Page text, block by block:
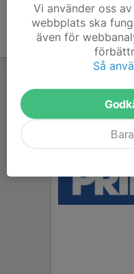
Vi använder oss
webbplats ska
även för
Så